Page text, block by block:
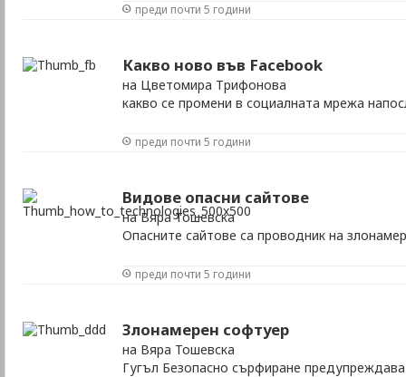
преди почти 5 години
Какво ново във Facebook
на Цветомира Трифонова
какво се промени в социалната мрежа
преди почти 5 години
Видове опасни сайтове
на Вяра Тошевска
Опасните сайтове са проводник на
преди почти 5 години
Злонамерен софтуер
на Вяра Тошевска
Гугъл Безопасно сърфиране